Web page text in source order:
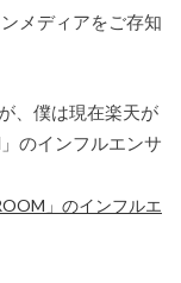
メディアをご存知
、僕は現在楽天が
のインフルエンサ
」のインフルエ